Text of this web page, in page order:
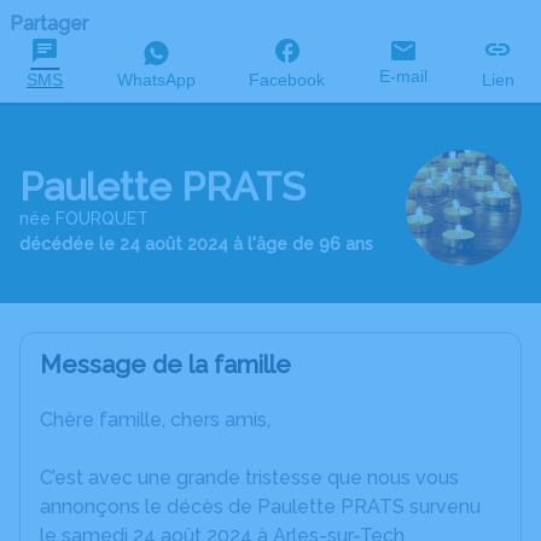
Partager
SMS WhatsApp Facebook E-mail Lien
Paulette PRATS
née FOURQUET
décédée le 24 août 2024 à l'âge de 96 ans
Message de la famille
Chère famille, chers amis,
C’est avec une grande tristesse que nous vous
annonçons le décès de Paulette PRATS survenu
le samedi 24 août 2024 à Arles-sur-Tech.